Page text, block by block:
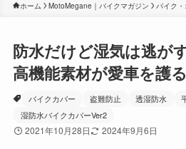
ホーム MotoMegane｜バイクマガジン バイク
防水だけど湿気は逃が
高機能素材が愛車を護る
バイクカバー 盗難防止 透湿防水
湿防水バイクカバーVer2
2021年10月28日 2024年9月6日